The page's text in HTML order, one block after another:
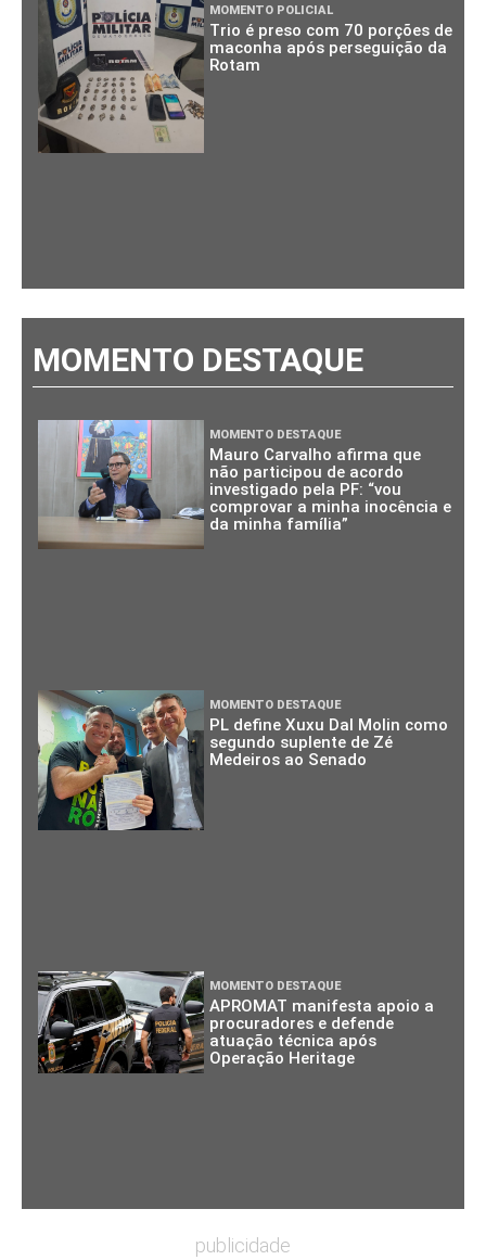
MOMENTO POLICIAL
Trio é preso com 70 porções de
maconha após perseguição da
Rotam
MOMENTO DESTAQUE
MOMENTO DESTAQUE
Mauro Carvalho afirma que
não participou de acordo
investigado pela PF: “vou
comprovar a minha inocência e
da minha família”
MOMENTO DESTAQUE
PL define Xuxu Dal Molin como
segundo suplente de Zé
Medeiros ao Senado
MOMENTO DESTAQUE
APROMAT manifesta apoio a
procuradores e defende
atuação técnica após
Operação Heritage
publicidade